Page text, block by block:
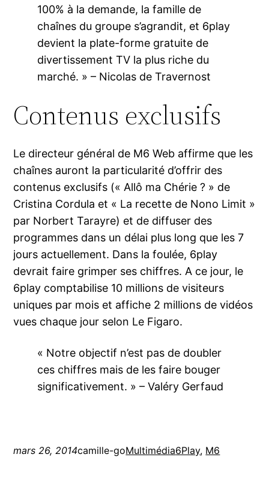
100% à la demande, la famille de
chaînes du groupe s’agrandit, et 6play
devient la plate-forme gratuite de
divertissement TV la plus riche du
marché. » – Nicolas de Travernost
Contenus exclusifs
Le directeur général de M6 Web affirme que les
chaînes auront la particularité d’offrir des
contenus exclusifs (« Allô ma Chérie ? » de
Cristina Cordula et « La recette de Nono Limit »
par Norbert Tarayre) et de diffuser des
programmes dans un délai plus long que les 7
jours actuellement. Dans la foulée, 6play
devrait faire grimper ses chiffres. A ce jour, le
6play comptabilise 10 millions de visiteurs
uniques par mois et affiche 2 millions de vidéos
vues chaque jour selon Le Figaro.
« Notre objectif n’est pas de doubler
ces chiffres mais de les faire bouger
significativement. » – Valéry Gerfaud
mars 26, 2014camille-goMultimédia6Play, M6